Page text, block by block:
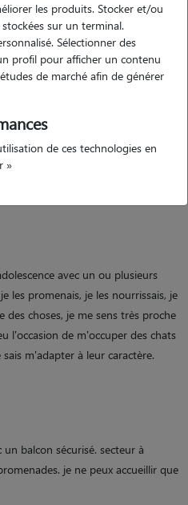
j'éprouve un amour inconditionnel
d'eux, notamment avec des
aider à prendre soin de votre
en promenade, jouer avec
dont vous auriez besoin. a
avec un ou plusieurs
les promenais, je les nourrissais, je
choses, je me sens très proche
l'occasion de m'occuper des chats
m'adapter à leur caractère.
balcon sécurisé. secteur à
je ne peux accueillir que
les produits. Stocker et/ou
sur un terminal.
Sélectionner des
profil pour afficher un contenu
de marché afin de générer
de ces technologies en
»